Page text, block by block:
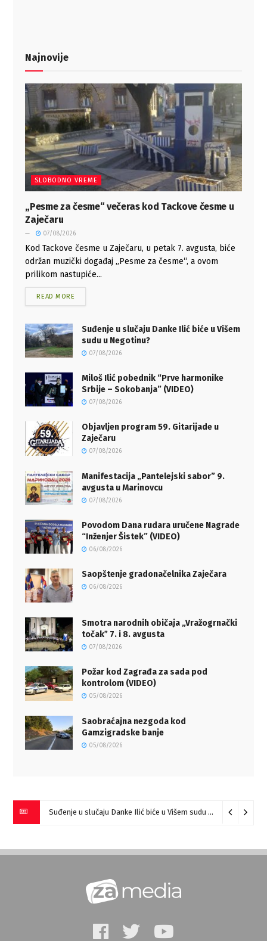
Najnovije
SLOBODNO VREME
„Pesme za česme“ večeras kod Tackove česme u
Zaječaru
07/08/2026
Kod Tackove česme u Zaječaru, u petak 7. avgusta, biće
održan muzički događaj „Pesme za česme“, a ovom
prilikom nastupiće...
READ MORE
Suđenje u slučaju Danke Ilić biće u Višem
sudu u Negotinu?
07/08/2026
Miloš Ilić pobednik “Prve harmonike
Srbije – Sokobanja” (VIDEO)
07/08/2026
Objavljen program 59. Gitarijade u
Zaječaru
07/08/2026
Manifestacija „Pantelejski sabor” 9.
avgusta u Marinovcu
07/08/2026
Povodom Dana rudara uručene Nagrade
“Inženjer Šistek” (VIDEO)
06/08/2026
Saopštenje gradonačelnika Zaječara
06/08/2026
Smotra narodnih običaja „Vražogrnački
točakˮ 7. i 8. avgusta
07/08/2026
Požar kod Zagrađa za sada pod
kontrolom (VIDEO)
05/08/2026
Saobraćajna nezgoda kod
Gamzigradske banje
05/08/2026
Suđenje u slučaju Danke Ilić biće u Višem sudu u Negotinu?